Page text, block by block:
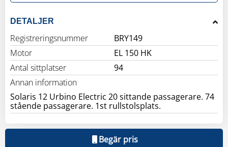
DETALJER
Registreringsnummer
BRY149
Motor
EL 150 HK
Antal sittplatser
94
Annan information
Solaris 12 Urbino Electric 20 sittande passagerare. 74
stående passagerare. 1st rullstolsplats.
Begär pris